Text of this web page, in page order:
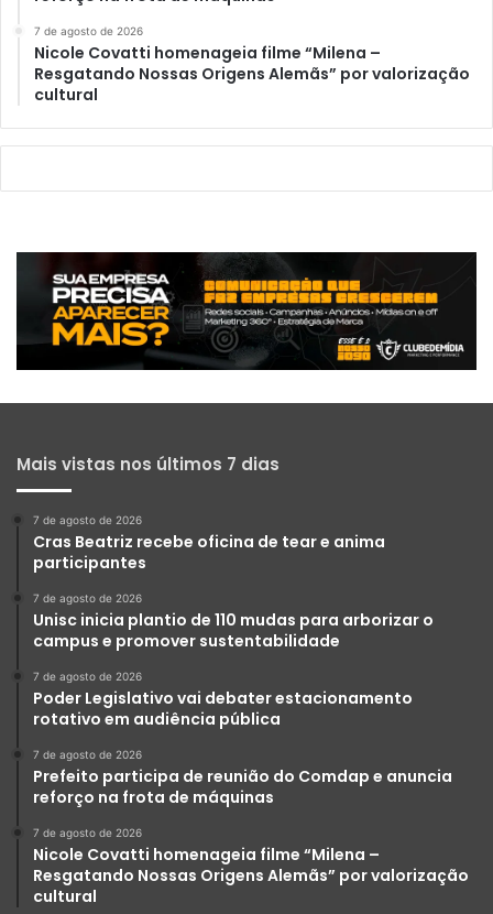
7 de agosto de 2026
Nicole Covatti homenageia filme “Milena –
Resgatando Nossas Origens Alemãs” por valorização
cultural
Mais vistas nos últimos 7 dias
7 de agosto de 2026
Cras Beatriz recebe oficina de tear e anima
participantes
7 de agosto de 2026
Unisc inicia plantio de 110 mudas para arborizar o
campus e promover sustentabilidade
7 de agosto de 2026
Poder Legislativo vai debater estacionamento
rotativo em audiência pública
7 de agosto de 2026
Prefeito participa de reunião do Comdap e anuncia
reforço na frota de máquinas
7 de agosto de 2026
Nicole Covatti homenageia filme “Milena –
Resgatando Nossas Origens Alemãs” por valorização
cultural